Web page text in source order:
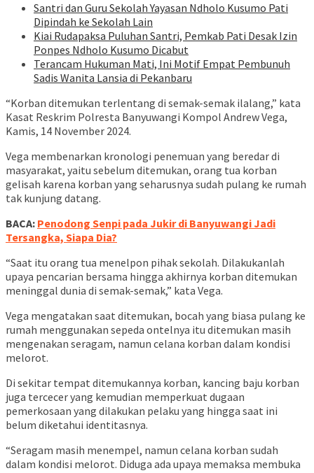
Santri dan Guru Sekolah Yayasan Ndholo Kusumo Pati
Dipindah ke Sekolah Lain
Kiai Rudapaksa Puluhan Santri, Pemkab Pati Desak Izin
Ponpes Ndholo Kusumo Dicabut
Terancam Hukuman Mati, Ini Motif Empat Pembunuh
Sadis Wanita Lansia di Pekanbaru
“Korban ditemukan terlentang di semak-semak ilalang,” kata
Kasat Reskrim Polresta Banyuwangi Kompol Andrew Vega,
Kamis, 14 November 2024.
Vega membenarkan kronologi penemuan yang beredar di
masyarakat, yaitu sebelum ditemukan, orang tua korban
gelisah karena korban yang seharusnya sudah pulang ke rumah
tak kunjung datang.
BACA: Penodong Senpi pada Jukir di Banyuwangi Jadi
Tersangka, Siapa Dia?
“Saat itu orang tua menelpon pihak sekolah. Dilakukanlah
upaya pencarian bersama hingga akhirnya korban ditemukan
meninggal dunia di semak-semak,” kata Vega.
Vega mengatakan saat ditemukan, bocah yang biasa pulang ke
rumah menggunakan sepeda ontelnya itu ditemukan masih
mengenakan seragam, namun celana korban dalam kondisi
melorot.
Di sekitar tempat ditemukannya korban, kancing baju korban
juga tercecer yang kemudian memperkuat dugaan
pemerkosaan yang dilakukan pelaku yang hingga saat ini
belum diketahui identitasnya.
“Seragam masih menempel, namun celana korban sudah
dalam kondisi melorot. Diduga ada upaya memaksa membuka